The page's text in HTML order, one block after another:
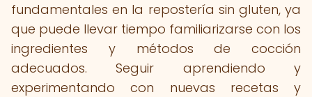
fundamentales en la repostería sin gluten, ya
que puede llevar tiempo familiarizarse con los
ingredientes y métodos de cocción
adecuados. Seguir aprendiendo y
experimentando con nuevas recetas y